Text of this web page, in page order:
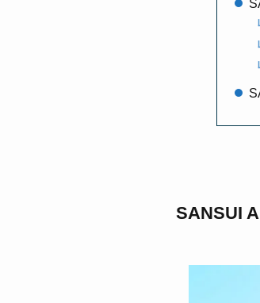
SANSUI